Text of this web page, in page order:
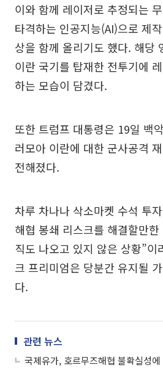
이와 함께 레이저로 추정되는
타격하는 인공지능(AI)으로 제
상을 함께 올리기도 했다. 해당
이란 국기를 탑재한 전투기에
하는 모습이 담겼다.
또한 트럼프 대통령은 19일 백
러모아 이란에 대한 군사공격
전해졌다.
차루 차나나 삭소마켓 수석 투
해협 봉쇄 리스크를 해결할만
직도 나오고 있지 않은 상황”이
크 프리미엄은 당분간 유지될
다.
관련 뉴스
국제유가, 호르무즈해협 불확실성